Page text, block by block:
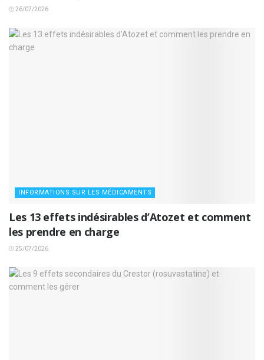
26/07/2026
INFORMATIONS SUR LES MÉDICAMENTS
Les 13 effets indésirables d’Atozet et comment
les prendre en charge
25/07/2026